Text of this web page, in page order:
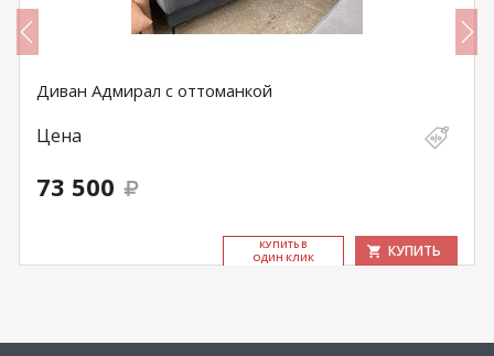
Диван Адмирал с оттоманкой
Цена
73 500
КУ­ПИТЬ В
ОДИН КЛИК
КУПИТЬ